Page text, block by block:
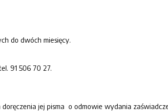
do dwóch miesięcy.
91 506 70 27.
jej pisma o odmowie wydania